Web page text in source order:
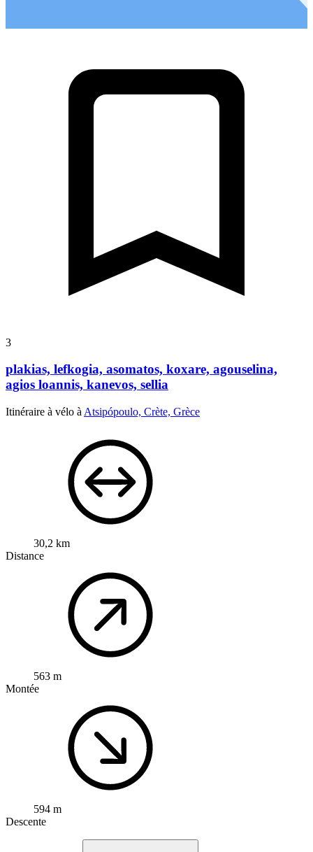
3
plakias, lefkogia, asomatos, koxare, agouselina,
agios loannis, kanevos, sellia
Itinéraire à vélo à Atsipópoulo, Crète, Grèce
30,2 km
Distance
563 m
Montée
594 m
Descente